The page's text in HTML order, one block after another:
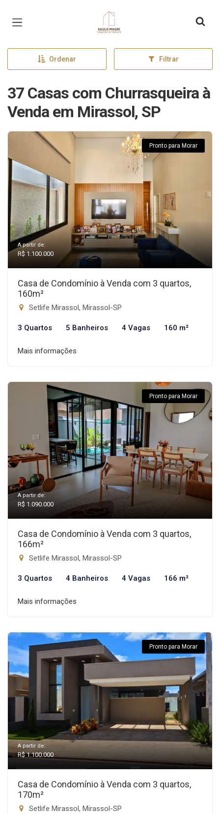
Página inicial
Ordenar Filtrar
37 Casas com Churrasqueira à
Venda em Mirassol, SP
Pronto para Morar
A partir de:
R$ 1.100.000
Casa de Condomínio à Venda com 3 quartos,
160m²
Setlife Mirassol, Mirassol-SP
3 Quartos 5 Banheiros 4 Vagas 160 m²
Mais informações
Pronto para Morar
A partir de:
R$ 1.090.000
Casa de Condomínio à Venda com 3 quartos,
166m²
Setlife Mirassol, Mirassol-SP
3 Quartos 4 Banheiros 4 Vagas 166 m²
Mais informações
Pronto para Morar
A partir de:
R$ 1.100.000
Casa de Condomínio à Venda com 3 quartos,
170m²
Setlife Mirassol, Mirassol-SP